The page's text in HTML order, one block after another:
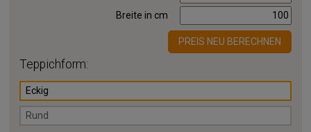
Breite in cm
PREIS NEU BERECHNEN
Teppichform:
Eckig
Rund